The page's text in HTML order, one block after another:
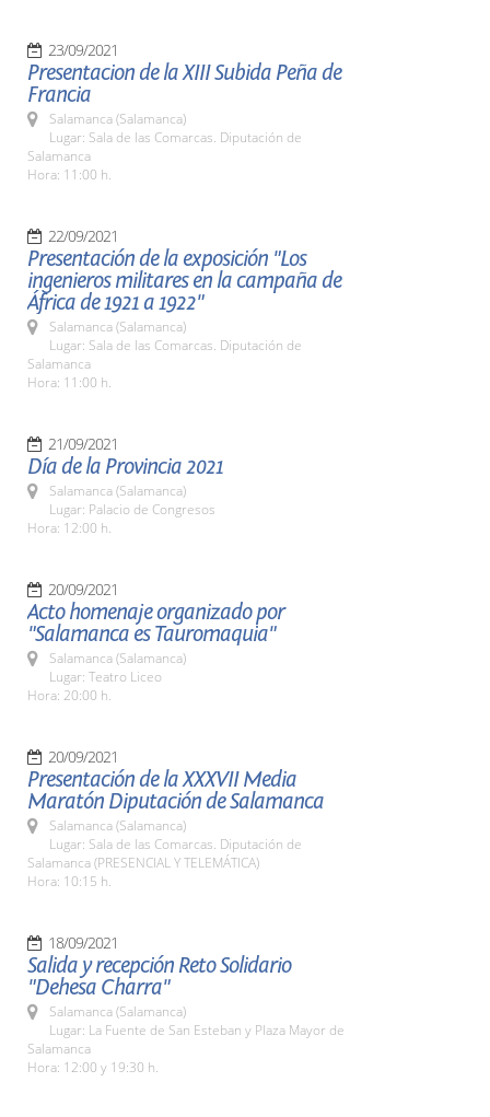
23/09/2021
Presentacion de la XIII Subida Peña de
Francia
Salamanca (Salamanca)
Lugar: Sala de las Comarcas. Diputación de
Salamanca
Hora: 11:00 h.
22/09/2021
Presentación de la exposición "Los
ingenieros militares en la campaña de
África de 1921 a 1922"
Salamanca (Salamanca)
Lugar: Sala de las Comarcas. Diputación de
Salamanca
Hora: 11:00 h.
21/09/2021
Día de la Provincia 2021
Salamanca (Salamanca)
Lugar: Palacio de Congresos
Hora: 12:00 h.
20/09/2021
Acto homenaje organizado por
"Salamanca es Tauromaquia"
Salamanca (Salamanca)
Lugar: Teatro Liceo
Hora: 20:00 h.
20/09/2021
Presentación de la XXXVII Media
Maratón Diputación de Salamanca
Salamanca (Salamanca)
Lugar: Sala de las Comarcas. Diputación de
Salamanca (PRESENCIAL Y TELEMÁTICA)
Hora: 10:15 h.
18/09/2021
Salida y recepción Reto Solidario
"Dehesa Charra"
Salamanca (Salamanca)
Lugar: La Fuente de San Esteban y Plaza Mayor de
Salamanca
Hora: 12:00 y 19:30 h.